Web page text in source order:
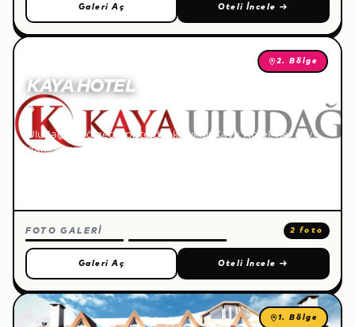
Galeri Aç Oteli İncele →
2. Bölge
KAYA HOTEL
🌐
Uludağ 2. bölgede piste direkt çıkışlı Kaya Hotel, her şey
dahil konsepti, zengin açık büfe restoranı ve spa
FOTO GALERİ 2 foto
Galeri Aç Oteli İncele →
1. Bölge